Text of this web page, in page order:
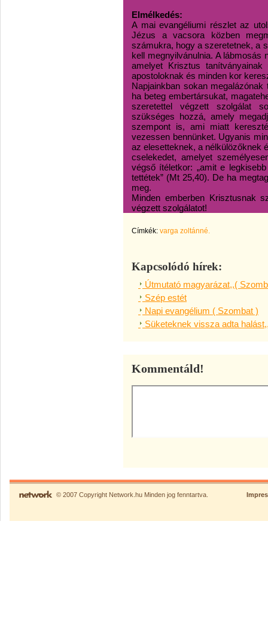
Elmélkedés:
A mai evangéliumi részlet az
Jézus a vacsora közben
számukra, hogy a szeretetnek, a
kell megnyilvánulnia. A lábmosás
amelyet Krisztus
apostoloknak és minden kor
Napjainkban sokan
ha beteg embertársukat,
szeretettel végzett szolgálat
szükséges hozzá, amely
szempont is, ami miatt
vezessen bennünket. Ugyanis
az elesetteknek, a nélkülözőknek
cselekedet, amelyet
végső ítéletkor: „amit e
tettétek” (Mt 25,40). De ha
meg.
Minden emberben Krisztusnak
végzett szolgálatot!
Címkék: varga zoltánné.
Kapcsolódó hírek:
Útmutató magyarázat,,(
Szép estét
Napi evangélium ( Szombat )
Süketeknek vissza adta
Kommentáld!
© 2007 Copyright Network.hu Minden jog fenntartva.